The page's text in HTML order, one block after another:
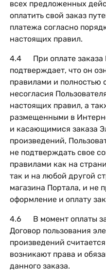
всех предложенных
оплатить свой заказ
платежа согласно
настоящих правил.
4.4 При оплате заказа
подтверждает, что он
правилами и полностью
несогласия
настоящих правил, а
размещенными в
и касающимися заказа
произведений,
не подтверждать свое
правилами как на
так и на любой другой
магазина Портала, и не
оформление и оплату
4.6 В момент оплаты
Договор пользования
произведений
возникают права и
данного заказа.